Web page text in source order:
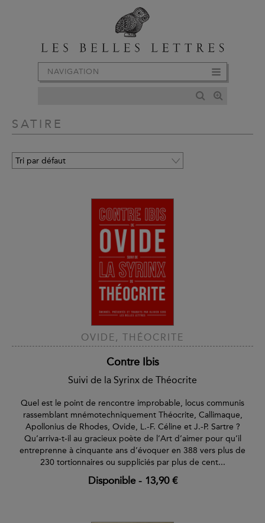
NAVIGATION
SATIRE
OVIDE, THÉOCRITE
Contre Ibis
Suivi de la Syrinx de Théocrite
Quel est le point de rencontre improbable, locus communis
rassemblant mnémotechniquement Théocrite, Callimaque,
Apollonius de Rhodes, Ovide, L.-F. Céline et J.-P. Sartre ?
Qu’arriva-t-il au gracieux poète de l’Art d’aimer pour qu’il
entreprenne à cinquante ans d’évoquer en 388 vers plus de
230 tortionnaires ou suppliciés par plus de cent...
Disponible- 13,90 €